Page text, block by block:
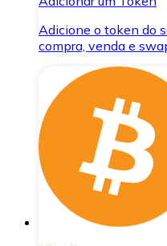
Adicione o token do
compra, venda e